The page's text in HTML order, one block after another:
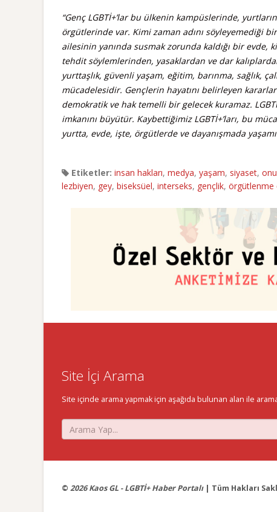
“Genç LGBTİ+’lar bu ülkenin kampüslerinde,
örgütlerinde var. Kimi zaman adını söyleyemediği
ailesinin yanında susmak zorunda kaldığı bir evde,
tehdit söylemlerinden, yasaklardan ve dar
yurttaşlık, güvenli yaşam, eğitim, barınma, sağlık,
mücadelesidir. Gençlerin hayatını belirleyen
demokratik ve hak temelli bir gelecek kuramaz.
imkanını büyütür. Kaybettiğimiz LGBTİ+’ları, bu
yurtta, evde, işte, örgütlerde ve dayanışmada
Etiketler: insan hakları, medya, yaşam, siyaset,
lezbiyen, gey, biseksüel, interseks, gençlik, örgütlenme
Site İçi Arama
Site içinde arama yapmak için aşağıda bulunan alan ile
© 2026 Kaos GL - LGBTİ+ Haber Portalı| Tüm Hakları